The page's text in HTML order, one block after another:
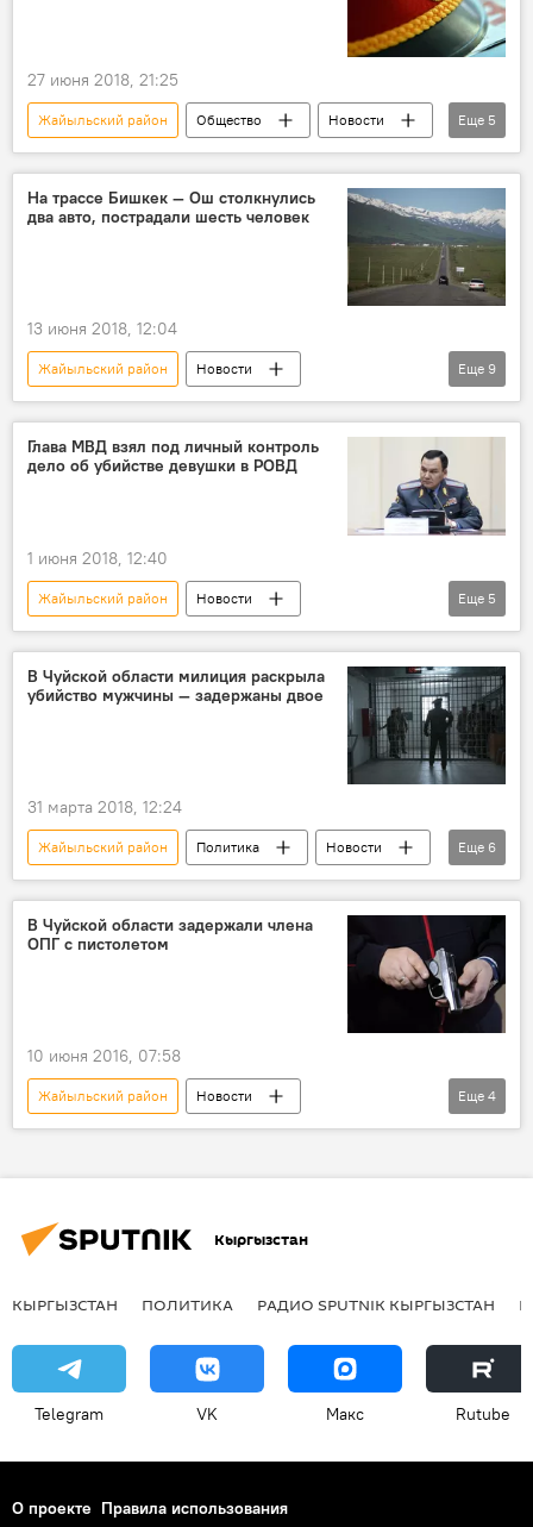
27 июня 2018, 21:25
Жайыльский район Общество
Новости
Кыргызстан
РОВД
назначение
убийство
Убийство Бурулай в здании Жайыльского РОВД
Еще 5
На трассе Бишкек — Ош столкнулись
два авто, пострадали шесть человек
13 июня 2018, 12:04
Жайыльский район
Новости
Кыргызстан
Происшествия
автодорога Бишкек – Ош
ДТП в Кыргызстане с начала 2018 года
Еще 9
Глава МВД взял под личный контроль
дело об убийстве девушки в РОВД
1 июня 2018, 12:40
Жайыльский район
Новости
Кыргызстан
Происшествия
МВД
убийство
девушка
Убийство Бурулай в здании Жайыльского РОВД
Еще 5
В Чуйской области милиция раскрыла
убийство мужчины — задержаны двое
31 марта 2018, 12:24
Жайыльский район Политика
Новости
Кыргызстан
Чуйская область
ГУВД Бишкека
убийство
драка
мужчина
Еще 6
В Чуйской области задержали члена
ОПГ с пистолетом
10 июня 2016, 07:58
Жайыльский район
Новости
Кыргызстан
Общество
Еще 4
Кыргызстан
КЫРГЫЗСТАН ПОЛИТИКА РАДИО SPUTNIK КЫРГЫЗСТАН
Telegram VK Макс Rutube
О проекте Правила использования